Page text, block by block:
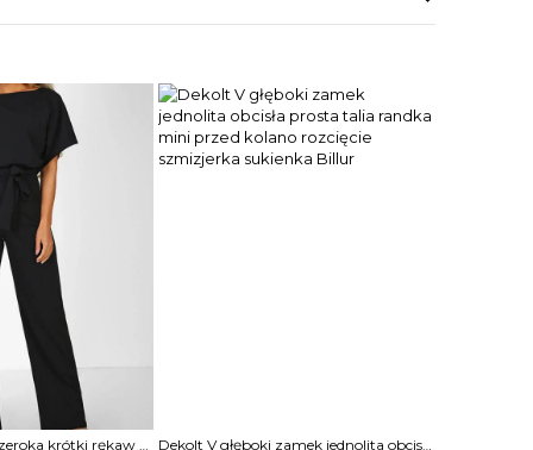
Długa nogawka szeroka krótki rękaw dekolt prosty wiązanie luźny elegancki kombinezon Maddy Dekolt V głęboki zamek jednolita obcisła prosta talia randka mini przed kolano rozcięcie szmizjerka sukienka Billur